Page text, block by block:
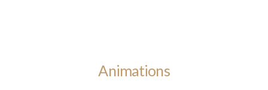
Animations